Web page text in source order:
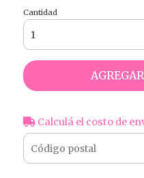
Cantidad
Calculá el costo de